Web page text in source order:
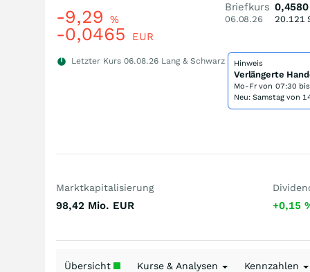
-9,29 %
-0,0465 EUR
Letzter Kurs 06.08.26 Lang & Schwarz
Briefkurs
06.08.26
0,4580
20.121
Hinweis
Verlängerte
Mo-Fr von 07:30
Neu: Samstag von
Marktkapitalisierung
98,42 Mio. EUR +0,15
Übersicht Kurse & Analysen Kennzahlen